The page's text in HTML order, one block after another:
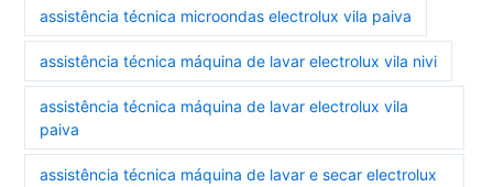
assistência técnica microondas electrolux vila paiva
assistência técnica máquina de lavar electrolux vila nivi
assistência técnica máquina de lavar electrolux vila
paiva
assistência técnica máquina de lavar e secar electrolux